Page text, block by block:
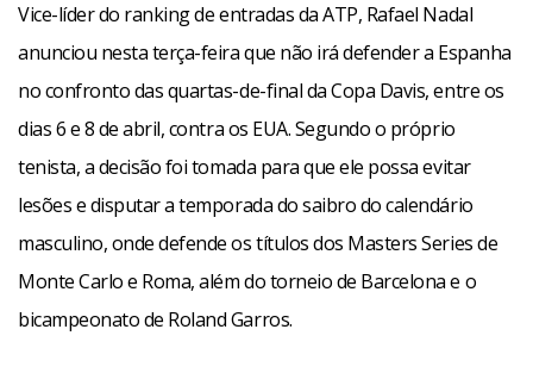
Vice-líder do ranking de entradas da ATP, Rafael Nadal
anunciou nesta terça-feira que não irá defender a Espanha
no confronto das quartas-de-final da Copa Davis, entre os
dias 6 e 8 de abril, contra os EUA. Segundo o próprio
tenista, a decisão foi tomada para que ele possa evitar
lesões e disputar a temporada do saibro do calendário
masculino, onde defende os títulos dos Masters Series de
Monte Carlo e Roma, além do torneio de Barcelona e o
bicampeonato de Roland Garros.